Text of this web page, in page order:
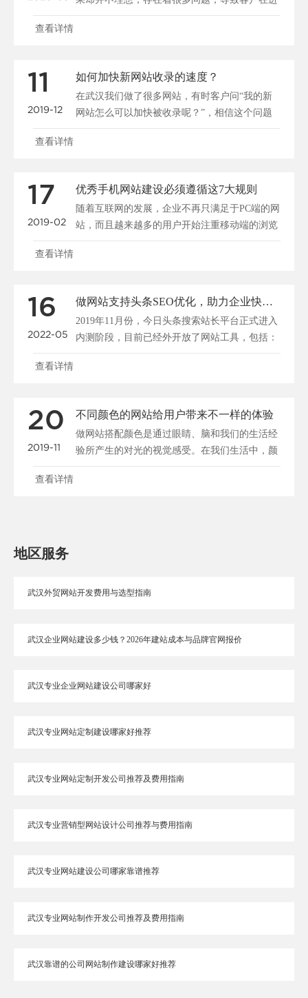
入网站后停留很短......
查看详情
11
2019-12
如何加快新网站收录的速度？
在武汉我们做了很多网站，有时客户问“我的新
网站怎么可以加快被收录呢？”，相信这个问题
大家都很关心，所......
查看详情
17
2019-02
优秀手机网站建设必须遵循这7大规则
随着互联网的发展，企业不再只满足于PC端的网
站，而且越来越多的用户开始注重移动端的浏览
和搜索，所以说......
查看详情
16
2022-05
做网站支持头条SEO优化，助力企业快速布局移动端全网搜索
2019年11月份，今日头条搜索站长平台正式进入
内测阶段，目前已经外开放了网站工具，包括：
站点管理、......
查看详情
20
2019-11
不同颜色的网站给用户带来不一样的体验
做网站搭配颜色是通过眼睛、脑和我们的生活经
验所产生的对光的视觉感受。在我们生活中，颜
色和人的情绪是密......
查看详情
地区服务
武汉外贸网站开发费用与选型指南
武汉企业网站建设多少钱？2026年建站成本与品牌官网报价
武汉专业企业网站建设公司哪家好
武汉专业网站定制建设哪家好推荐
武汉专业网站定制开发公司推荐及费用指南
武汉专业营销型网站设计公司推荐与费用指南
武汉专业网站建设公司哪家靠谱推荐
武汉专业网站制作开发公司推荐及费用指南
武汉靠谱的公司网站制作建设哪家好推荐